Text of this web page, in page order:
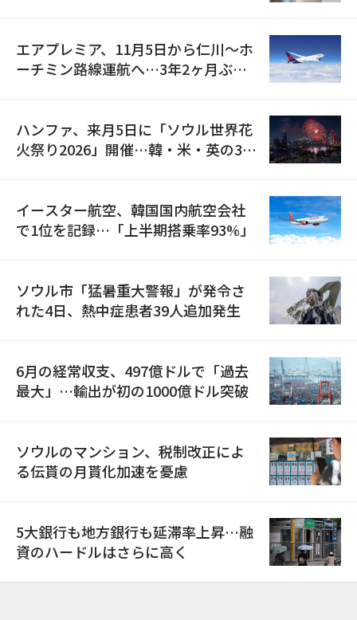
エアプレミア、11月5日から仁川〜ホ
ーチミン路線運航へ…3年2ヶ月ぶり
ハンファ、来月5日に「ソウル世界花
火祭り2026」開催…韓・米・英の3カ
イースター航空、韓国国内航空会社
で1位を記録…「上半期搭乗率93%」
ソウル市「猛暑重大警報」が発令さ
れた4日、熱中症患者39人追加発生
6月の経常収支、497億ドルで「過去
最大」…輸出が初の1000億ドル突破
ソウルのマンション、税制改正によ
る伝貰の月貰化加速を憂慮
5大銀行も地方銀行も延滞率上昇…融
資のハードルはさらに高く